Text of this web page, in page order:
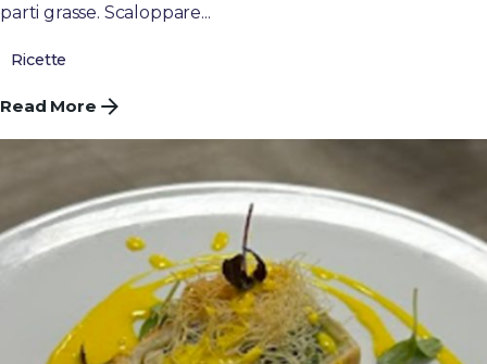
parti grasse. Scaloppare...
Ricette
Read More